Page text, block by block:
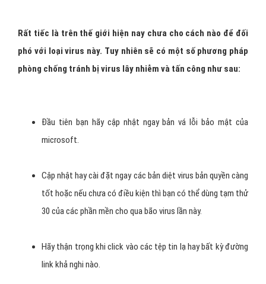
Rất tiếc là trên thế giới hiện nay chưa cho cách nào để đối
phó với loại virus này. Tuy nhiên sẽ có một số phương pháp
phòng chống tránh bị virus lây nhiễm và tấn công như sau:
Đầu tiên bạn hãy cập nhật ngay bản vá lỗi bảo mật của
microsoft.
Cập nhật hay cài đặt ngay các bản diệt virus bản quyền càng
tốt hoặc nếu chưa có điều kiện thì bạn có thể dùng tạm thử
30 của các phần mền cho qua bão virus lần này.
Hãy thận trọng khi click vào các tệp tin lạ hay bất kỳ đường
link khả nghi nào.